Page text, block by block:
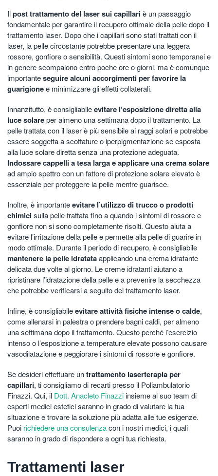
Ilpost trattamento del laser sui capillariè un passaggio
fondamentale per garantire il recupero ottimale della pelle dopo il
trattamento laser. Dopo che i capillari sono stati trattati con il
laser, la pelle circostante potrebbe presentare una leggera
rossore, gonfiore o sensibilità. Questi sintomi sono temporanei e
in genere scompaiono entro poche ore o giorni, ma è comunque
importanteseguire alcuni accorgimenti per favorire la
guarigionee minimizzare gli effetti collaterali.
Innanzitutto, è consigliabileevitare l’esposizione diretta alla
luce solareper almeno una settimana dopo il trattamento. La
pelle trattata con il laser è più sensibile ai raggi solari e potrebbe
essere soggetta a scottature o iperpigmentazione se esposta
alla luce solare diretta senza una protezione adeguata.
Indossare cappelli a tesa larga e applicare una crema solare
ad ampio spettro con un fattore di protezione solare elevato è
essenziale per proteggere la pelle mentre guarisce.
Inoltre, è importanteevitare l’utilizzo di trucco o prodotti
chimicisulla pelle trattata fino a quando i sintomi di rossore e
gonfiore non si sono completamente risolti. Questo aiuta a
evitare l’irritazione della pelle e permette alla pelle di guarire in
modo ottimale. Durante il periodo di recupero, è consigliabile
mantenere la pelle idratataapplicando una crema idratante
delicata due volte al giorno. Le creme idratanti aiutano a
ripristinare l’idratazione della pelle e a prevenire la secchezza
che potrebbe verificarsi a seguito del trattamento laser.
Infine, è consigliabileevitare attività fisiche intense o calde,
come allenarsi in palestra o prendere bagni caldi, per almeno
una settimana dopo il trattamento. Questo perché l’esercizio
intenso o l’esposizione a temperature elevate possono causare
vasodilatazione e peggiorare i sintomi di rossore e gonfiore.
Se desideri effettuare untrattamento laserterapia per
capillari, ti consigliamo di recarti presso il Poliambulatorio
Finazzi. Qui, il Dott. Anacleto Finazziinsieme al suo team di
esperti medici estetici saranno in grado di valutare la tua
situazione e trovare la soluzione più adatta alle tue esigenze.
Puoi richiedere una consulenzacon i nostri medici, i quali
saranno in grado di rispondere a ogni tua richiesta.
Trattamenti laser